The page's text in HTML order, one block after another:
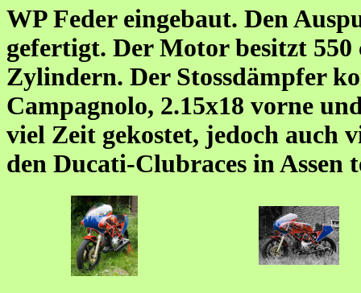
WP Feder eingebaut. Den
gefertigt. Der Motor besitzt
Zylindern. Der Stossdämpfer
Campagnolo, 2.15x18 vorne
viel Zeit gekostet, jedoch auch
den Ducati-Clubraces in Assen